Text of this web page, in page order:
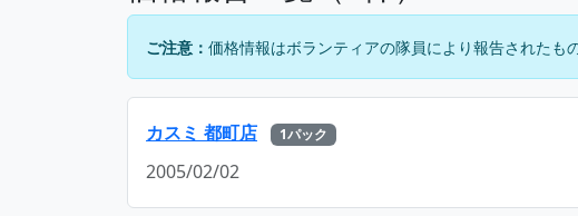
ご注意： 価格情報はボランティアの隊員により報告されたも
カスミ 都町店 1パック
2005/02/02